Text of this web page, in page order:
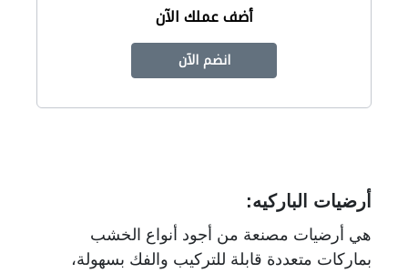
أضف عملك الآن
انضم الآن
أرضيات الباركيه:
هي أرضيات مصنعة من أجود أنواع الخشب
بماركات متعددة قابلة للتركيب والفك بسهولة،